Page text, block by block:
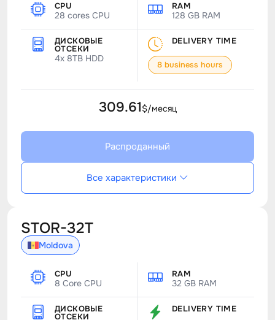
CPU
28 cores CPU
RAM
128 GB RAM
ДИСКОВЫЕ
ОТСЕКИ
4x 8TB HDD
DELIVERY TIME
8 business hours
309.61$/месяц
Распроданный
Все характеристики
STOR-32T
Moldova
CPU
8 Core CPU
RAM
32 GB RAM
ДИСКОВЫЕ
ОТСЕКИ
DELIVERY TIME